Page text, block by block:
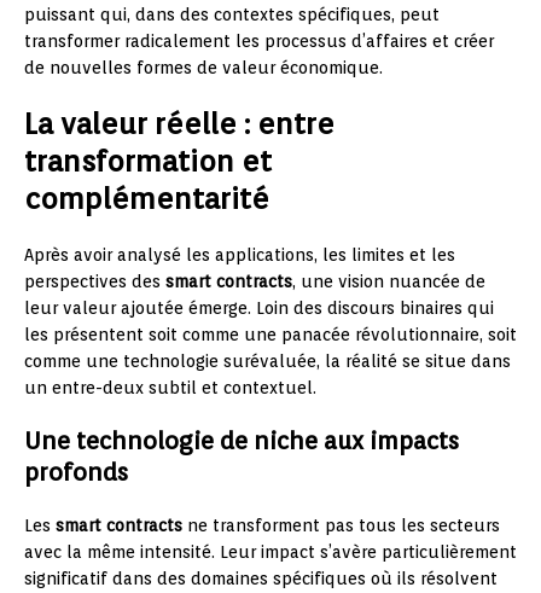
puissant qui, dans des contextes spécifiques, peut
transformer radicalement les processus d’affaires et créer
de nouvelles formes de valeur économique.
La valeur réelle : entre
transformation et
complémentarité
Après avoir analysé les applications, les limites et les
perspectives des smart contracts, une vision nuancée de
leur valeur ajoutée émerge. Loin des discours binaires qui
les présentent soit comme une panacée révolutionnaire, soit
comme une technologie surévaluée, la réalité se situe dans
un entre-deux subtil et contextuel.
Une technologie de niche aux impacts
profonds
Les smart contracts ne transforment pas tous les secteurs
avec la même intensité. Leur impact s’avère particulièrement
significatif dans des domaines spécifiques où ils résolvent